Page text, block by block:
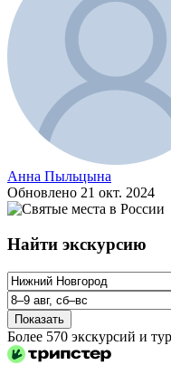
Анна Пыльцына
Обновлено 21 окт. 2024
Найти экскурсию
Показать
Более 570 экскурсий и